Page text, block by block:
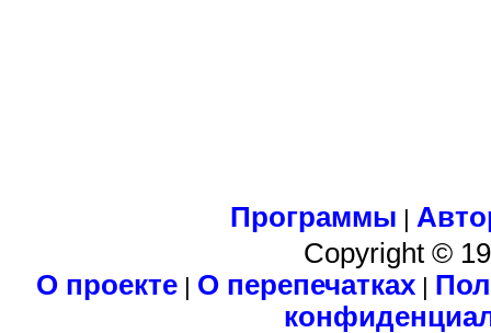
Программы |
Copyright ©
О проекте| О перепечатках|